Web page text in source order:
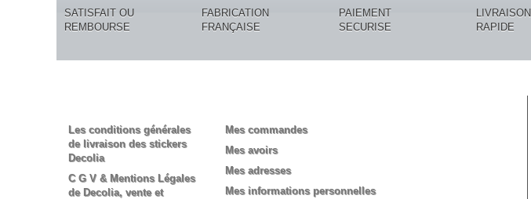
SATISFAIT OU
REMBOURSE
FABRICATION
FRANÇAISE
PAIEMENT
SECURISE
LIVRAISON
RAPIDE
Les conditions générales
de livraison des stickers
Decolia
C G V & Mentions Légales
de Decolia, vente et
Mes commandes
Mes avoirs
Mes adresses
Mes informations personnelles